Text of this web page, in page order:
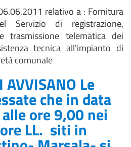
relativo a : Fornitura
Servizio di registrazione,
trasmissione telematica dei
tecnica all'impianto di
comunale
Le
che in data
ore 9,00 nei
LL. siti in